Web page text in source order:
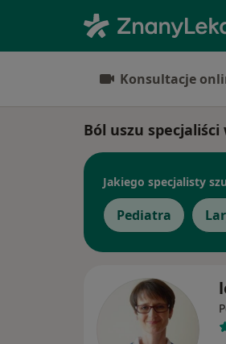
Konsultacje
Ból uszu specjaliści
Jakiego specjalisty
Pediatra